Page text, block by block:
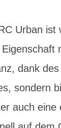
Urban ist
dank
sondern
auch eine